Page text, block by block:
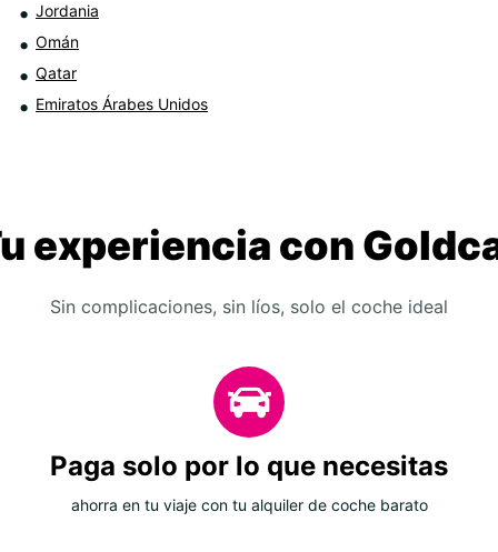
Jordania
Omán
Qatar
Emiratos Árabes Unidos
experiencia con
Sin complicaciones, sin líos, solo el coche ideal
Paga solo por lo que necesitas
ahorra en tu viaje con tu alquiler de coche barato